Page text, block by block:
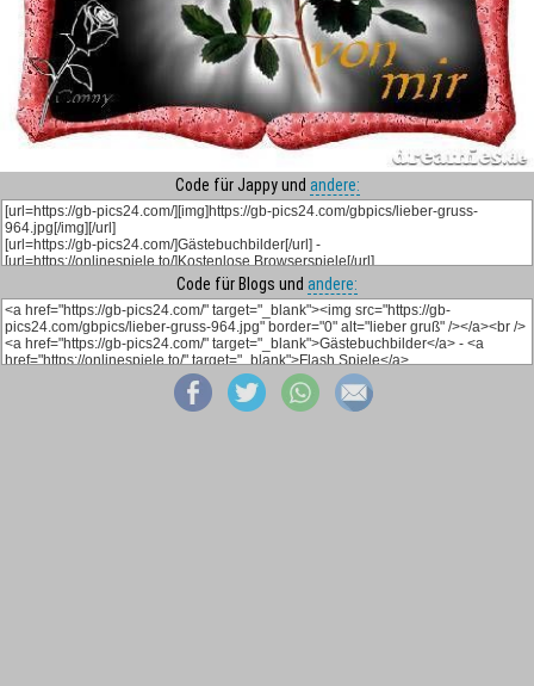
Code für Jappy und andere:
Code für Blogs und andere: